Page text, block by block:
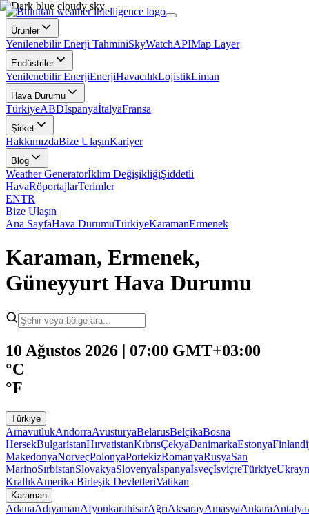
Ürünler
Yenilenebilir Enerji TahminiSkyWatchAPIMap Layer
Endüstriler
Yenilenebilir EnerjiEnerjiHavacılıkLojistikLiman
Hava Durumu
TürkiyeABDİspanyaİtalyaFransa
Şirket
HakkımızdaBize UlaşınKariyer
Blog
Weather Generatorİklim DeğişikliğiŞiddetli
HavaRöportajlarTerimler
ENTR
Bize Ulaşın
Ana SayfaHava DurumuTürkiyeKaramanErmenek
Karaman, Ermenek,
Güneyyurt Hava Durumu
10 Ağustos 2026 | 07:00 GMT+03:00
°C
°F
Türkiye
ArnavutlukAndorraAvusturyaBelarusBelçikaBosna
HersekBulgaristanHırvatistanKıbrısÇekyaDanimarkaEstonya
MakedonyaNorveçPolonyaPortekizRomanyaRusyaSan
MarinoSırbistanSlovakyaSlovenyaİspanyaİsveçİsviçreTürkiye
KrallıkAmerika Birleşik DevletleriVatikan
Karaman
AdanaAdıyamanAfyonkarahisarAğrıAksarayAmasyaAnkaraAntalya